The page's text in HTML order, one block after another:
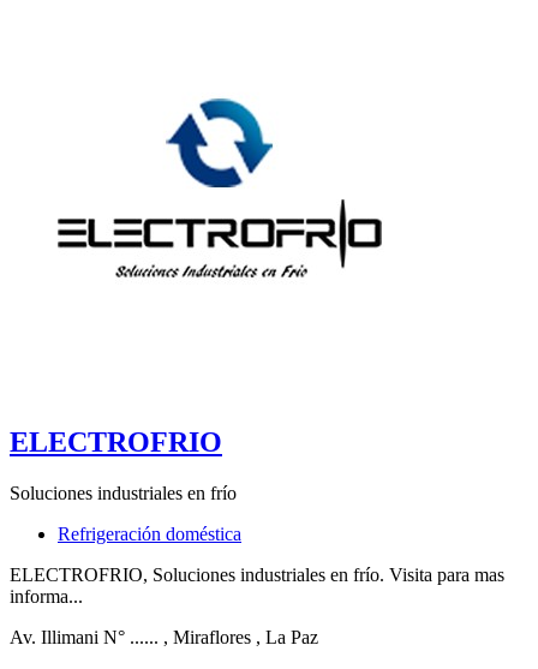
ELECTROFRIO
Soluciones industriales en frío
Refrigeración doméstica
ELECTROFRIO, Soluciones industriales en frío. Visita para mas
informa...
Av. Illimani N° ...... , Miraflores , La Paz